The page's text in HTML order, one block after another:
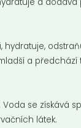
nedráždí.
199Kč
hydratuje,
a předchází
Voda se získává
látek.